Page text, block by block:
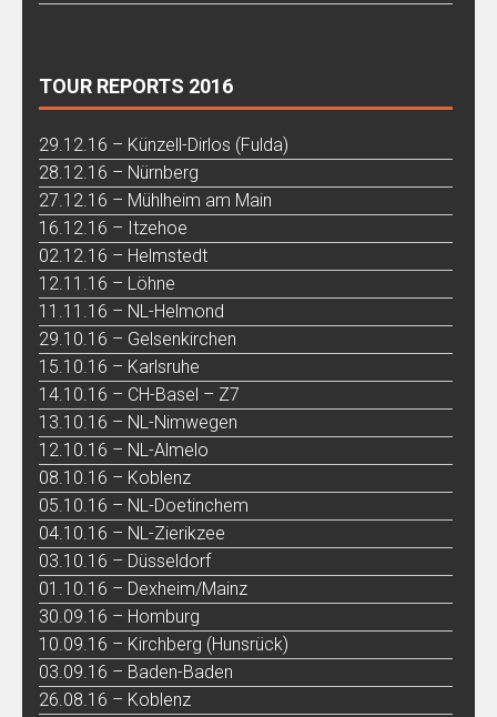
TOUR REPORTS 2016
29.12.16 – Künzell-Dirlos (Fulda)
28.12.16 – Nürnberg
27.12.16 – Mühlheim am Main
16.12.16 – Itzehoe
02.12.16 – Helmstedt
12.11.16 – Löhne
11.11.16 – NL-Helmond
29.10.16 – Gelsenkirchen
15.10.16 – Karlsruhe
14.10.16 – CH-Basel – Z7
13.10.16 – NL-Nimwegen
12.10.16 – NL-Almelo
08.10.16 – Koblenz
05.10.16 – NL-Doetinchem
04.10.16 – NL-Zierikzee
03.10.16 – Düsseldorf
01.10.16 – Dexheim/Mainz
30.09.16 – Homburg
10.09.16 – Kirchberg (Hunsrück)
03.09.16 – Baden-Baden
26.08.16 – Koblenz